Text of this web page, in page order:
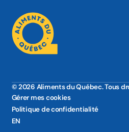
© 2026 Aliments du Québec. Tous
Gérer mes cookies
Politique de confidentialité
EN